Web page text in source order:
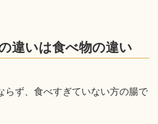
違いは食べ物の違い
らず、食べすぎていない方の腸で